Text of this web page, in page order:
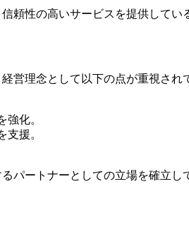
頼性の高いサービスを提供してい
営理念として以下の点が重視され
強化。
支援。
パートナーとしての立場を確立し